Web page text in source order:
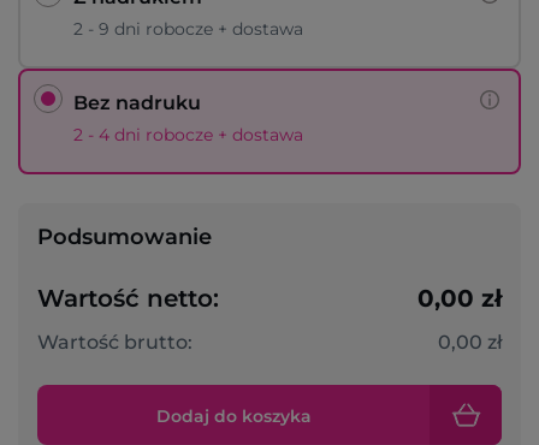
2 - 9 dni robocze + dostawa
Bez nadruku
2 - 4 dni robocze + dostawa
Podsumowanie
Wartość netto: 0,00 zł
Wartość brutto: 0,00 zł
Dodaj do koszyka